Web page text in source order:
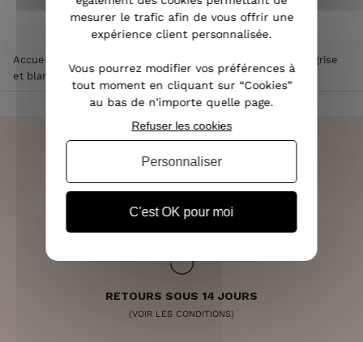
Accueil
Robe droite grise
et blanche motif python noeud dos
LIVRAISON RAPIDE
OFFERTE DÈS 70€
RETOURS SOUS 14 JOURS
(VOIR LES CONDITIONS)
mesurer le trafic afin de vous offrir une
expérience client personnalisée.
Vous pourrez modifier vos préférences à
tout moment en cliquant sur “Cookies”
au bas de n'importe quelle page.
C'est OK pour moi
Refuser les cookies
Personnaliser